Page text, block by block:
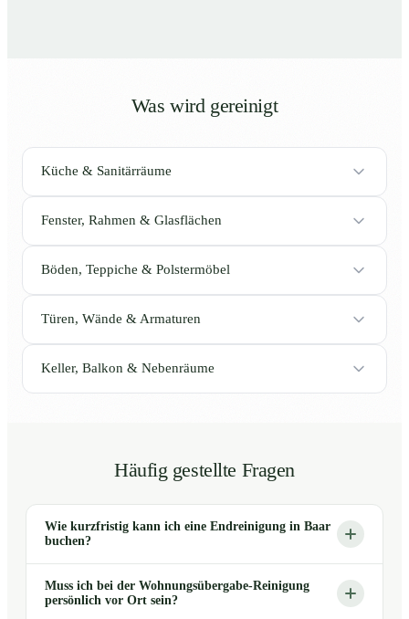
Was wird gereinigt
Küche & Sanitärräume
Fenster, Rahmen & Glasflächen
Böden, Teppiche & Polstermöbel
Türen, Wände & Armaturen
Keller, Balkon & Nebenräume
Häufig gestellte Fragen
Wie kurzfristig kann ich eine Endreinigung in Baar
buchen?
Muss ich bei der Wohnungsübergabe-Reinigung
persönlich vor Ort sein?